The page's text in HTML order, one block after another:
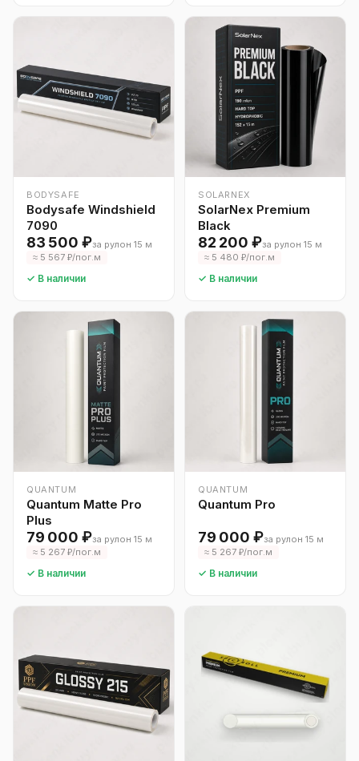
BODYSAFE
Bodysafe Windshield
7090
83 500 ₽за рулон 15 м
≈ 5 567 ₽/пог.м
✓ В наличии
SOLARNEX
SolarNex Premium
Black
82 200 ₽за рулон 15 м
≈ 5 480 ₽/пог.м
✓ В наличии
QUANTUM
Quantum Matte Pro
Plus
79 000 ₽за рулон 15 м
≈ 5 267 ₽/пог.м
✓ В наличии
QUANTUM
Quantum Pro
79 000 ₽за рулон 15 м
≈ 5 267 ₽/пог.м
✓ В наличии